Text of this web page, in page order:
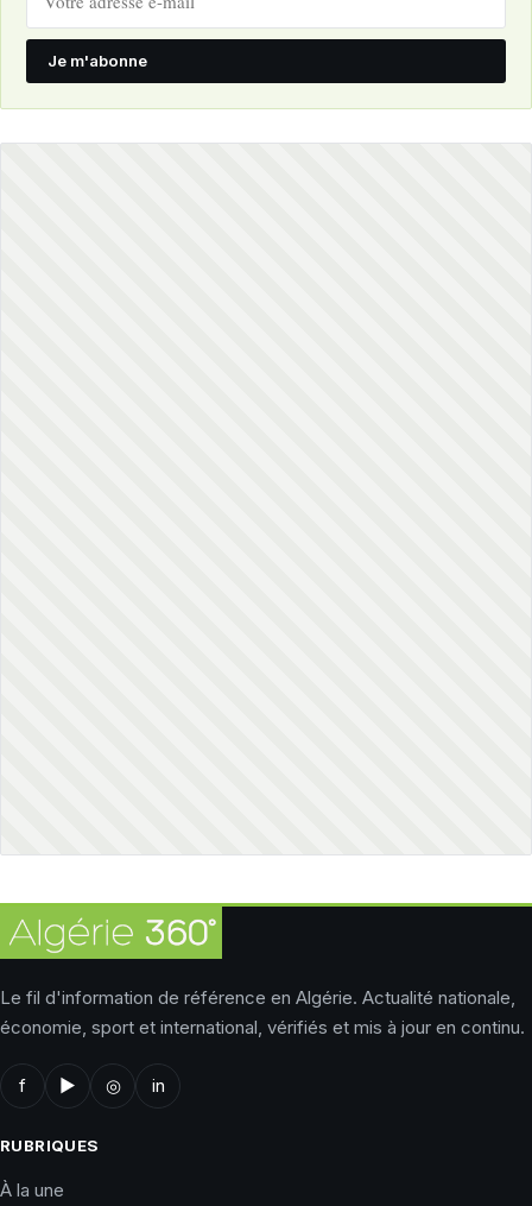
Je m'abonne
Le fil d'information de référence en Algérie. Actualité nationale,
économie, sport et international, vérifiés et mis à jour en continu.
f ▶ ◎ in
RUBRIQUES
À la une